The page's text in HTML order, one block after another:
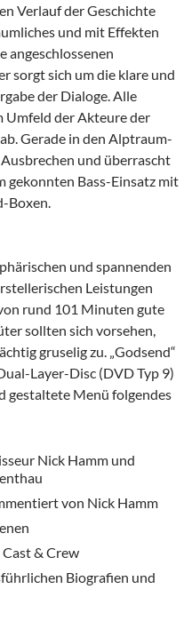
Verlauf der Geschichte
und mit Effekten
angeschlossenen
sorgt sich um die klare und
der Dialoge. Alle
Umfeld der Akteure der
Gerade in den Alptraum-
und überrascht
gekonnten Bass-Einsatz mit
Boxen.
und spannenden
Leistungen
rund 101 Minuten gute
sollten sich vorsehen,
gruselig zu. „Godsend“
Layer-Disc (DVD Typ 9)
gestaltete Menü folgendes
Nick Hamm und
von Nick Hamm
& Crew
Biografien und